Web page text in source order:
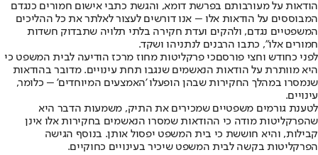
הודאות על מעורבותם בפרשת דומא, והגשת כתבי אישום חמורים כנגדם
המבוססים על הודאות אלו – אנו דורשים לעצור לאלתר את כל ההליכים
המשפטיים נגדם, ולהקים ועדת חקירה בלתי תלויה שתבדוק חשדות
חמורים אלו", כתבו הרבנים לנתניהו ושקד.
לפני כחודש וחצי פורסםכי פרקליטות מחוז מרכז הודיעה לבית המשפט כי
היא מוותרת על הודאות הנאשמים שנגבו תחת עינויים. מדובר בהודאות
שנמסרו במהלך החקירות שבהן הופעלו 'האמצעים המיוחדים' – כלומר,
עינויים.
לטענת גורמים משפטיים שמכירים את התיק, משמעות הדבר היא
שהפרקליטות מודה כי ההודאות שמסרו הנאשמים בחקירות אלו אינן
קבילות, והיא חוששת כי בית המשפט יפסול אותן. בנוסף הגישה
הפרקליטות בקשה לבית המשפט שיכיר בעינויים כחוקיים.